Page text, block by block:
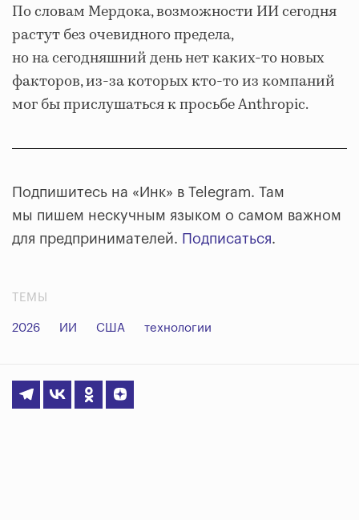
По словам Мердока, возможности ИИ сегодня
растут без очевидного предела,
но на сегодняшний день нет каких-то новых
факторов, из-за которых кто-то из компаний
мог бы прислушаться к просьбе Anthropic.
Подпишитесь на «Инк» в Telegram. Там
мы пишем нескучным языком о самом важном
для предпринимателей. Подписаться.
ТЕМЫ
2026 ИИ США технологии